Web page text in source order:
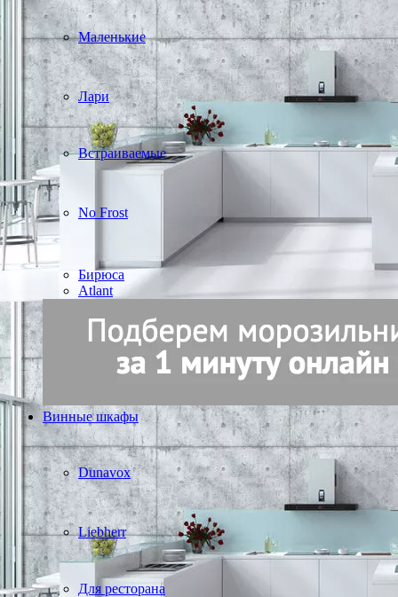
Маленькие
Лари
Встраиваемые
No Frost
Бирюса
Atlant
Винные шкафы
Dunavox
Liebherr
Для ресторана